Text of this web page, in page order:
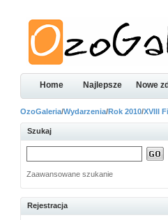
Home Najlepsze Nowe
OzoGaleria/Wydarzenia/Rok 2010/XVIII
Szukaj
Zaawansowane szukanie
Rejestracja